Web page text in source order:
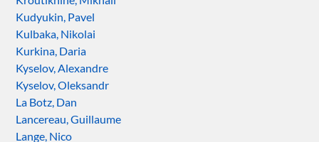
Kudyukin, Pavel
Kulbaka, Nikolai
Kurkina, Daria
Kyselov, Alexandre
Kyselov, Oleksandr
La Botz, Dan
Lancereau, Guillaume
Lange, Nico